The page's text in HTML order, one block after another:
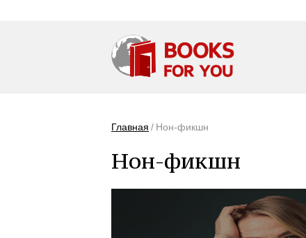
Главная Нон-фикшн
Нон-фикшн